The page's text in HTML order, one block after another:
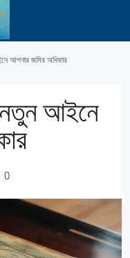
আপনার জমির অধিকার
আইনে
0